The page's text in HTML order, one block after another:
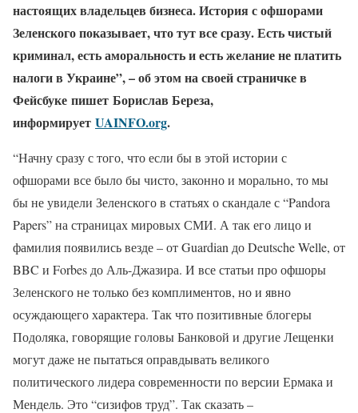
настоящих владельцев бизнеса. История с офшорами
Зеленского показывает, что тут все сразу. Есть чистый
криминал, есть аморальность и есть желание не платить
налоги в Украине”, – об этом на своей страничке в
Фейсбуке пишет Борислав Береза,
информирует UAINFO.org.
“Начну сразу с того, что если бы в этой истории с
офшорами все было бы чисто, законно и морально, то мы
бы не увидели Зеленского в статьях о скандале с “Pandora
Papers” на страницах мировых СМИ. А так его лицо и
фамилия появились везде – от Guardian до Deutsche Welle, от
BBC и Forbes до Аль-Джазира. И все статьи про офшоры
Зеленского не только без комплиментов, но и явно
осуждающего характера. Так что позитивные блогеры
Подоляка, говорящие головы Банковой и другие Лещенки
могут даже не пытаться оправдывать великого
политического лидера современности по версии Ермака и
Мендель. Это “сизифов труд”. Так сказать –